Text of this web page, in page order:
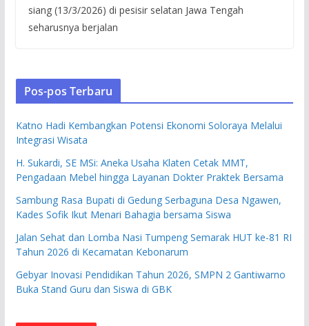
siang (13/3/2026) di pesisir selatan Jawa Tengah
seharusnya berjalan
Pos-pos Terbaru
Katno Hadi Kembangkan Potensi Ekonomi Soloraya Melalui
Integrasi Wisata
H. Sukardi, SE MSi: Aneka Usaha Klaten Cetak MMT,
Pengadaan Mebel hingga Layanan Dokter Praktek Bersama
Sambung Rasa Bupati di Gedung Serbaguna Desa Ngawen,
Kades Sofik Ikut Menari Bahagia bersama Siswa
Jalan Sehat dan Lomba Nasi Tumpeng Semarak HUT ke-81 RI
Tahun 2026 di Kecamatan Kebonarum
Gebyar Inovasi Pendidikan Tahun 2026, SMPN 2 Gantiwarno
Buka Stand Guru dan Siswa di GBK